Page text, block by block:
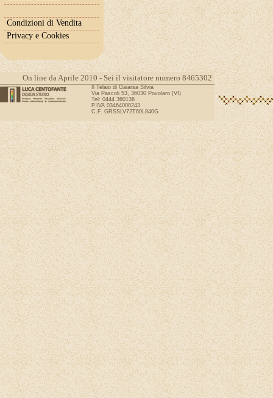
Condizioni di Vendita
Privacy e Cookies
On line da Aprile 2010 - Sei il visitatore numero 8465302
Il Telaio di Gaiarsa Silvia
Via Pascoli 53, 36030 Povolaro (VI)
Tel: 0444 360136
P.IVA 03464000243
C.F. GRSSLV72T60L840G